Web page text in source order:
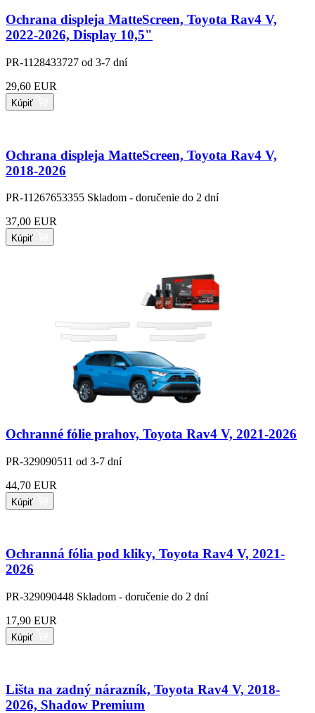
Ochrana displeja MatteScreen, Toyota Rav4 V,
2022-2026, Display 10,5"
PR-1128433727 od 3-7 dní
29,60 EUR
Kúpiť
Ochrana displeja MatteScreen, Toyota Rav4 V,
2018-2026
PR-11267653355 Skladom - doručenie do 2 dní
37,00 EUR
Kúpiť
Ochranné fólie prahov, Toyota Rav4 V, 2021-2026
PR-329090511 od 3-7 dní
44,70 EUR
Kúpiť
Ochranná fólia pod kliky, Toyota Rav4 V, 2021-
2026
PR-329090448 Skladom - doručenie do 2 dní
17,90 EUR
Kúpiť
Lišta na zadný nárazník, Toyota Rav4 V, 2018-
2026, Shadow Premium